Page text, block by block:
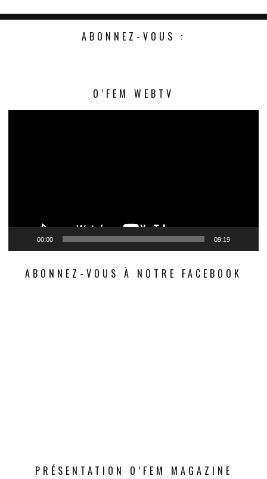
ABONNEZ-VOUS :
O’FEM WEBTV
00:00 09:19
ABONNEZ-VOUS À NOTRE FACEBOOK
PRÉSENTATION O’FEM MAGAZINE